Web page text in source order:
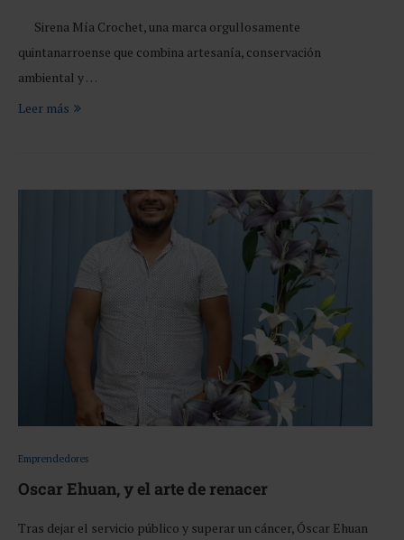
Sirena Mía Crochet, una marca orgullosamente
quintanarroense que combina artesanía, conservación
ambiental y …
Leer más
Emprendedores
Oscar Ehuan, y el arte de renacer
Tras dejar el servicio público y superar un cáncer, Óscar Ehuan